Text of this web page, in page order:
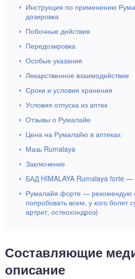
Инструкция по применению
дозировка
Побочные действия
Передозировка
Особые указания
Лекарственное взаимодействие
Сроки и условия хранения
Условия отпуска из аптек
Отзывы о Румалайе
Цена на Румалайю в аптеках
Мазь Rumalaya
Заключение
БАД HIMALAYA Rumalaya forte —
Румалайя форте — рекомендую
попробовать всем, у кого болят
артрит, остеохондроз)
Составляющие
описание